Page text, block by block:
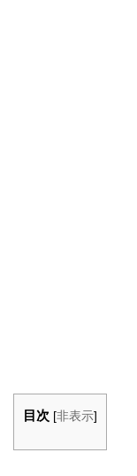
目次 [非表示]